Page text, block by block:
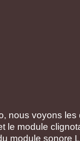
nous voyons
le module
module sonore